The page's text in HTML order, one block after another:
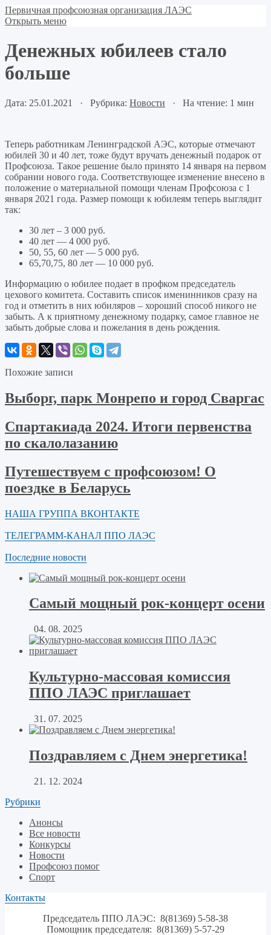
Первичная профсоюзная организация ЛАЭС
Открыть меню
Денежных юбилеев стало
больше
Дата: 25.01.2021 · Рубрика: Новости · На чтение: 1 мин
Теперь работникам Ленинградской АЭС, которые отмечают
юбилей 30 и 40 лет, тоже будут вручать денежный подарок от
Профсоюза. Такое решение было принято 14 января на первом
собрании нового года. Соответствующее изменение внесено в
положение о материальной помощи членам Профсоюза с 1
января 2021 года. Размер помощи к юбилеям теперь выглядит
так:
30 лет – 3 000 руб.
40 лет — 4 000 руб.
50, 55, 60 лет — 5 000 руб.
65,70,75, 80 лет — 10 000 руб.
Информацию о юбилее подает в профком председатель
цехового комитета. Составить список именинников сразу на
год и отметить в них юбиляров – хороший способ никого не
забыть. А к приятному денежному подарку, самое главное не
забыть добрые слова и пожелания в день рождения.
Похожие записи
Выборг, парк Монрепо и город Сваргас
Спартакиада 2024. Итоги первенства
по скалолазанию
Путешествуем с профсоюзом! О
поездке в Беларусь
НАША ГРУППА ВКОНТАКТЕ
ТЕЛЕГРАММ-КАНАЛ ППО ЛАЭС
Последние новости
Самый мощный рок-концерт осени
04. 08. 2025
Культурно-массовая комиссия
ППО ЛАЭС приглашает
31. 07. 2025
Поздравляем с Днем энергетика!
21. 12. 2024
Рубрики
Анонсы
Все новости
Конкурсы
Новости
Профсоюз помог
Спорт
Контакты
Председатель ППО ЛАЭС: 8(81369) 5-58-38
Помощник председателя: 8(81369) 5-57-29